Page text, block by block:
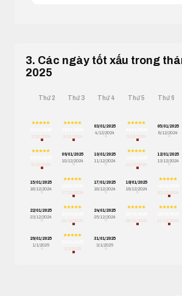
3. Các ngày tốt xấu trong
2025
Thứ 2 Thứ 3 Thứ 4 Thứ 5 Thứ 6
2/12/2024
3/12/2024
03/01/2025
4/12/2024
5/12/2024
05/01/2025
6/12/2024
9/12/2024
09/01/2025
10/12/2024
10/01/2025
11/12/2024
12/12/2024
12/01/2025
13/12/2024
15/01/2025
16/12/2024
17/12/2024
17/01/2025
18/12/2024
18/01/2025
19/12/2024
20/12/2024
22/01/2025
23/12/2024
24/12/2024
24/01/2025
25/12/2024
26/12/2024
27/12/2024
29/01/2025
1/1/2025
2/1/2025
31/01/2025
3/1/2025